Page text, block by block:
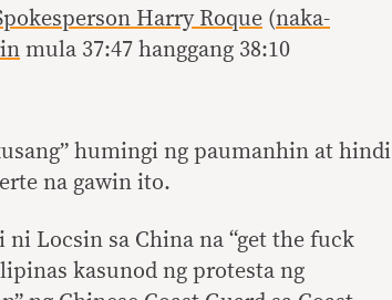
Harry Roque (naka-
mula 37:47 hanggang 38:10
humingi ng paumanhin at hindi
na gawin ito.
ni Locsin sa China na “get the fuck
kasunod ng protesta ng